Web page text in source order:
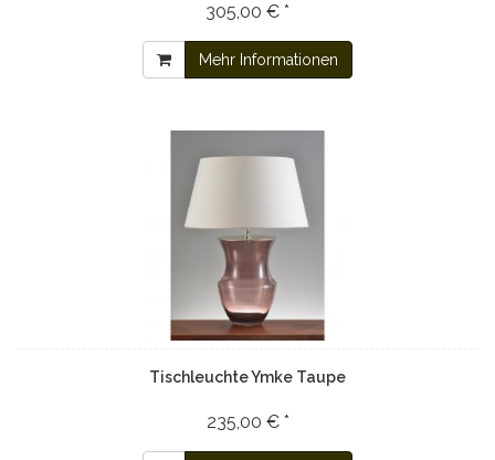
305,00 € *
Mehr Informationen
Tischleuchte Ymke Taupe
235,00 € *